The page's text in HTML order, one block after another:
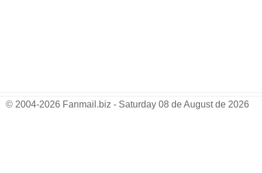
© 2004-2026 Fanmail.biz - Saturday 08 de August de 2026